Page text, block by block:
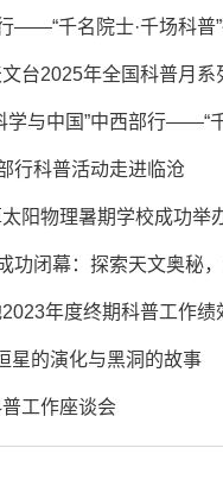
——“千名院士·千场科普
台2025年全国科普月系
学与中国”中西部行——“
行科普活动走进临沧
阳物理暑期学校成功举
功闭幕：探索天文奥秘
年度终期科普工作绩
星的演化与黑洞的故事
工作座谈会